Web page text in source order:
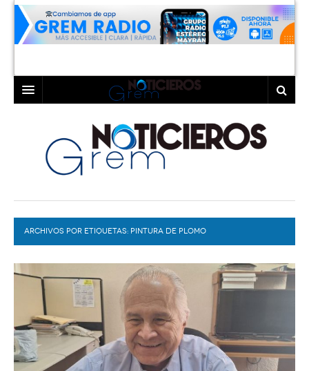
LAGUNA
TORREÓN
GÓMEZ PALACIO
LERDO
COAHUILA
DURANGO
DEPORTES
EL EXACTO
EXA INFORMA
GLOBO
CONTEXTOS
DIÁLOGOS CON LA HISTORIA
COLABORADORES
PC29
ACTUALIDADES GREM
ARCHIVOS POR ETIQUETAS: PINTURA DE PLOMO